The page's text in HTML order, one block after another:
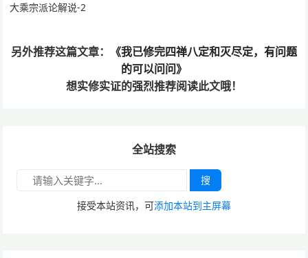
大乘宗派论解说-2
另外推荐这篇文章：
《我已修完四禅八定和灭尽定，有问题
的可以问问》
想实修实证的强烈推荐阅读此文哦！
全站搜索
搜
接受本站资讯，可添加本站到主屏幕